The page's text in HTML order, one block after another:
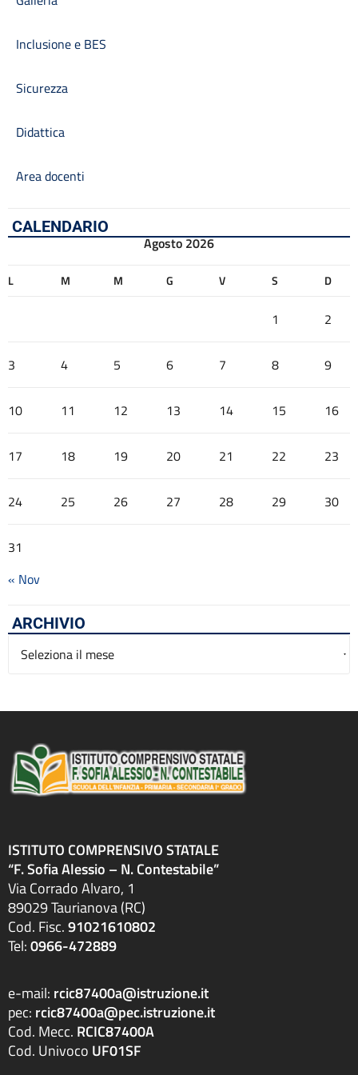
Inclusione e BES
Sicurezza
Didattica
Area docenti
CALENDARIO
Agosto 2026
L M M G V S D
1 2
3 4 5 6 7 8 9
10 11 12 13 14 15 16
17 18 19 20 21 22 23
24 25 26 27 28 29 30
31
« Nov
ARCHIVIO
Archivio
ISTITUTO COMPRENSIVO STATALE
“F. Sofia Alessio – N. Contestabile”
Via Corrado Alvaro, 1
89029 Taurianova (RC)
Cod. Fisc.91021610802
Tel:0966-472889
e-mail: rcic87400a@istruzione.it
pec: rcic87400a@pec.istruzione.it
Cod. Mecc. RCIC87400A
Cod. Univoco UF01SF